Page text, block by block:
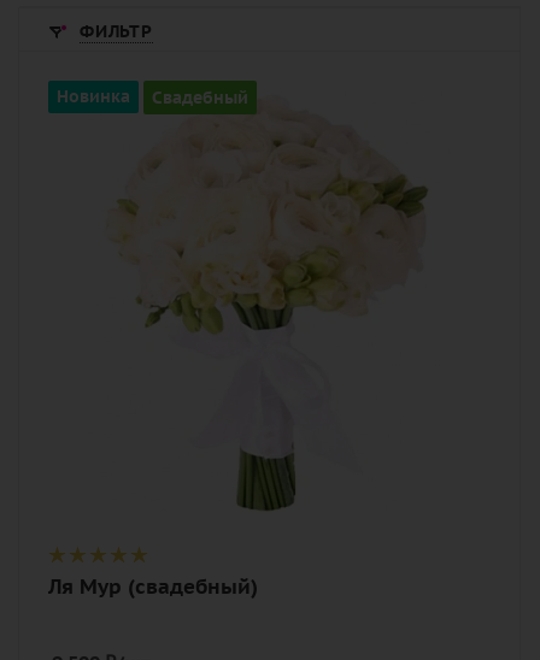
ФИЛЬТР
Новинка Свадебный
Количество
19
белый, кремовый, нежный
фрезия, лента
Ля Мур (свадебный)